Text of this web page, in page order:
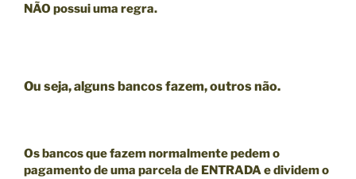
NÃO possui uma regra.
Ou seja, alguns bancos fazem, outros não.
Os bancos que fazem normalmente pedem o
pagamento de uma parcela de ENTRADA e dividem o